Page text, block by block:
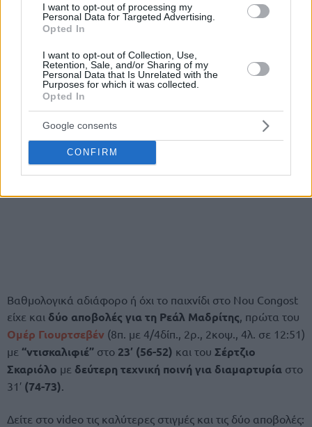
I want to opt-out of processing my
Personal Data for Targeted Advertising.
Opted In
I want to opt-out of Collection, Use,
Retention, Sale, and/or Sharing of my
Personal Data that Is Unrelated with the
Purposes for which it was collected.
Opted In
Google consents
CONFIRM
Βαθμολογικά αδιάφορο ή όχι το παιχνίδι στο Nou Congost
είχε και δύο αποβολές για τη Ρεάλ Μαδρίτης, πρώτα του
Ομέρ Γιουρτσεβέν (8π. με 4/4δίπ., 2ρ., 2κοψ., 4λ. σε 12:51)
με “ντισκαλιφιέ” στο 23′ (56-52) και του Σέρτζιο
Σκαριόλο με δεύτερη τεχνική ποινή για διαμαρτυρία στο
31′ (74-73).
Δείτε στο video τις καλύτερες στιγμές και τις δύο αποβολές: